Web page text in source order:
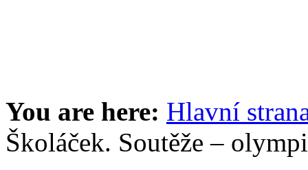
You are here: Hlavní
Školáček. Soutěže –